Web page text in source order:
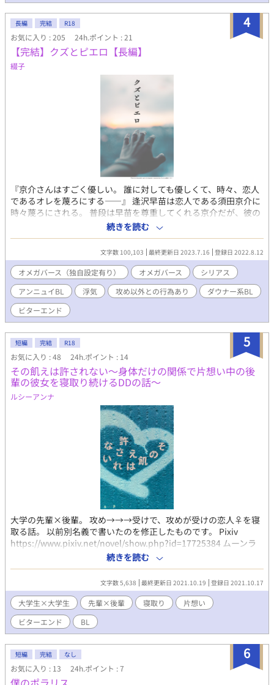
4
長編 完結 R18
お気に入り : 205 24h.ポイント : 21
【完結】クズとピエロ【長編】
綴子
『京介さんはすごく優しい。 誰に対しても優しくて、時々、恋人
であるオレを蔑ろにする――』 逢沢早苗は恋人である須田京介に
時々蔑ろにされる。 普段は早苗を尊重してくれる京介だが、彼の
幼馴染である小松伊織から呼び出されると、デートの途中であっ
ても恋人であるはずの早苗を放って彼の元へ行ってしまうのだ。
そんな京介の振る舞いにシビレを切らした早苗に、京介のもう1人
の幼馴染で、伊織の双子の兄である俊哉がとある提案をしてき
た。 オメガとアルファの恋に藻掻く物語――。 ◉第10回BL小説
大賞にエントリーしてます。応援していただけたら嬉しいです。
⚠︎︎注意⚠ ※本作品はオメガバースの設定をベース書いた作品です
が、独自解釈や特殊な設定等が含まれております。 ※ムーンライ
トノベルズ様、Fujossy様にも後日投稿予定。 ※今後の展開で重
させてもらいました。2022/10/31
続きを読む
文字数 100,103 最終更新日 2023.7.16 登録日 2022.8.12
オメガバース（独自設定有り） オメガバース
シリアス
アンニュイBL
浮気 攻め以外との行為あり
ダウナー系BL
ビターエンド
5
短編 完結 R18
お気に入り : 48 24h.ポイント : 14
その飢えは許されない〜身体だけの関係で片想い中の後
輩の彼女を寝取り続けるDDの話〜
ルシーアンナ
大学の先輩×後輩。 攻め→→→受けで、攻めが受けの恋人♀を寝
取る話。 以前別名義で書いたのを修正したものです。 Pixiv
https://www.pixiv.net/novel/show.php?id=17725384 ムーンラ
イトノベルズ https://novel18.syosetu.com/n2071ir/ fujossy
https://fujossy.jp/books/30107 ハーメルン
https://syosetu.org/novel/406360/
続きを読む
文字数 5,638 最終更新日 2021.10.19 登録日 2021.10.17
大学生×大学生 先輩×後輩 寝取り
片想い
ビターエンド
BL
6
短編 完結 なし
お気に入り : 13 24h.ポイント : 7